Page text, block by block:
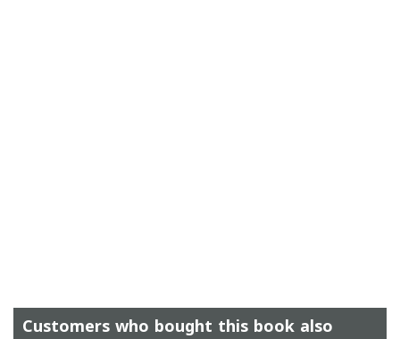
Customers who bought this book also